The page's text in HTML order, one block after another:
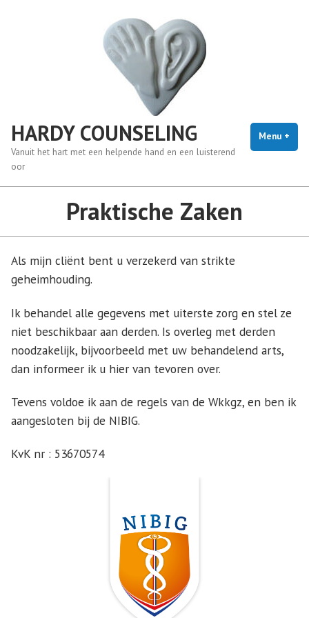
HARDY COUNSELING
Vanuit het hart met een helpende hand en een luisterend
oor
Menu +
Praktische Zaken
Als mijn cliënt bent u verzekerd van strikte
geheimhouding.
Ik behandel alle gegevens met uiterste zorg en stel ze
niet beschikbaar aan derden. Is overleg met derden
noodzakelijk, bijvoorbeeld met uw behandelend arts,
dan informeer ik u hier van tevoren over.
Tevens voldoe ik aan de regels van de Wkkgz, en ben ik
aangesloten bij de NIBIG.
KvK nr : 53670574